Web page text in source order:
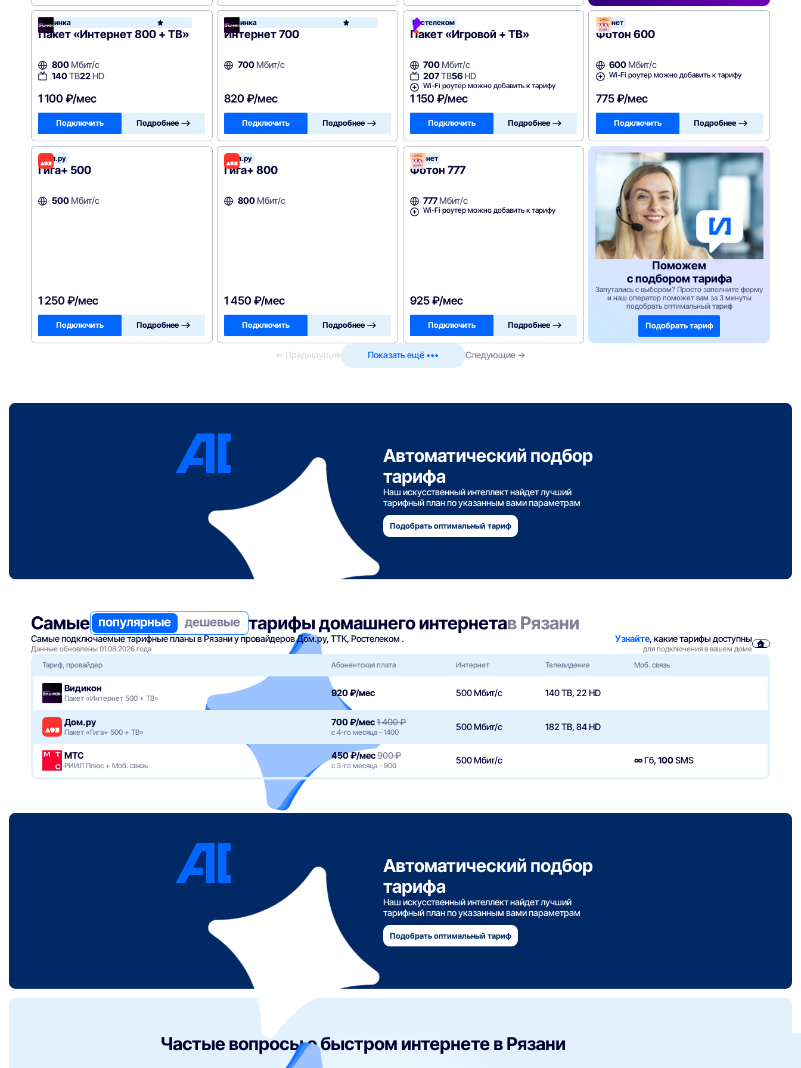
Новинка Видикон
Пакет «Интернет 800 + ТВ»
800Мбит/с
140ТВ22HD
1 100 ₽/мес
Подключить Подробнее —>
Новинка Видикон
Интернет 700
700Мбит/с
820 ₽/мес
Подключить Подробнее —>
Ростелеком
Пакет «Игровой + ТВ»
700 Мбит/с
207ТВ56 HD
Wi-Fi роутер можно добавить к тарифу
1 150 ₽/мес
Подключить Подробнее —>
Уфанет
Фотон 600
600 Мбит/с
Wi-Fi роутер можно добавить к тарифу
775 ₽/мес
Подключить Подробнее —>
Дом.ру
Гига+ 500
500Мбит/с
1 250 ₽/мес
Подключить Подробнее —>
Дом.ру
Гига+ 800
800Мбит/с
1 450 ₽/мес
Подключить Подробнее —>
Уфанет
Фотон 777
777 Мбит/с
Wi-Fi роутер можно добавить к тарифу
925 ₽/мес
Подключить Подробнее —>
Поможем
с подбором тарифа
Запутались с выбором? Просто заполните форму
и наш оператор поможет вам за 3 минуты
подобрать оптимальный тариф
Подобрать тариф
← Предыдущие Показать ещё ••• Следующие →
Автоматический подбор
тарифа
Наш искусственный интеллект найдет лучший
тарифный план по указанным вами параметрам
Подобрать оптимальный тариф
Самые популярные дешевые тарифы домашнего интернетав Рязани
Самые подключаемые тарифные планы в Рязани у провайдеров Дом.ру, ТТК, Ростелеком .
Данные обновлены 01.08.2026 года
Узнайте, какие тарифы доступны
для подключения в вашем доме
Тариф, провайдер
Абонентская плата Интернет Телевидение Моб. связь
Видикон
Пакет «Интернет 500 + ТВ» 920 ₽/мес 500 Мбит/с 140 ТВ, 22 HD
Дом.ру
Пакет «Гига+ 500 + ТВ»
700 ₽/мес1 400 ₽
с 4-го месяца - 1400 500 Мбит/с 182 ТВ, 84 HD
МТС
РИИЛ Плюс + Моб. связь
450 ₽/мес900 ₽
с 3-го месяца - 900 500 Мбит/с ∞Гб,100SMS
Автоматический подбор
тарифа
Наш искусственный интеллект найдет лучший
тарифный план по указанным вами параметрам
Подобрать оптимальный тариф
Частые вопросы о быстром интернете в Рязани